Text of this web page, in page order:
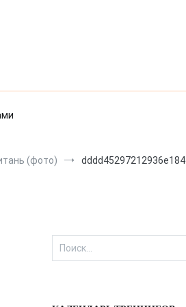
(фото)
Найти: